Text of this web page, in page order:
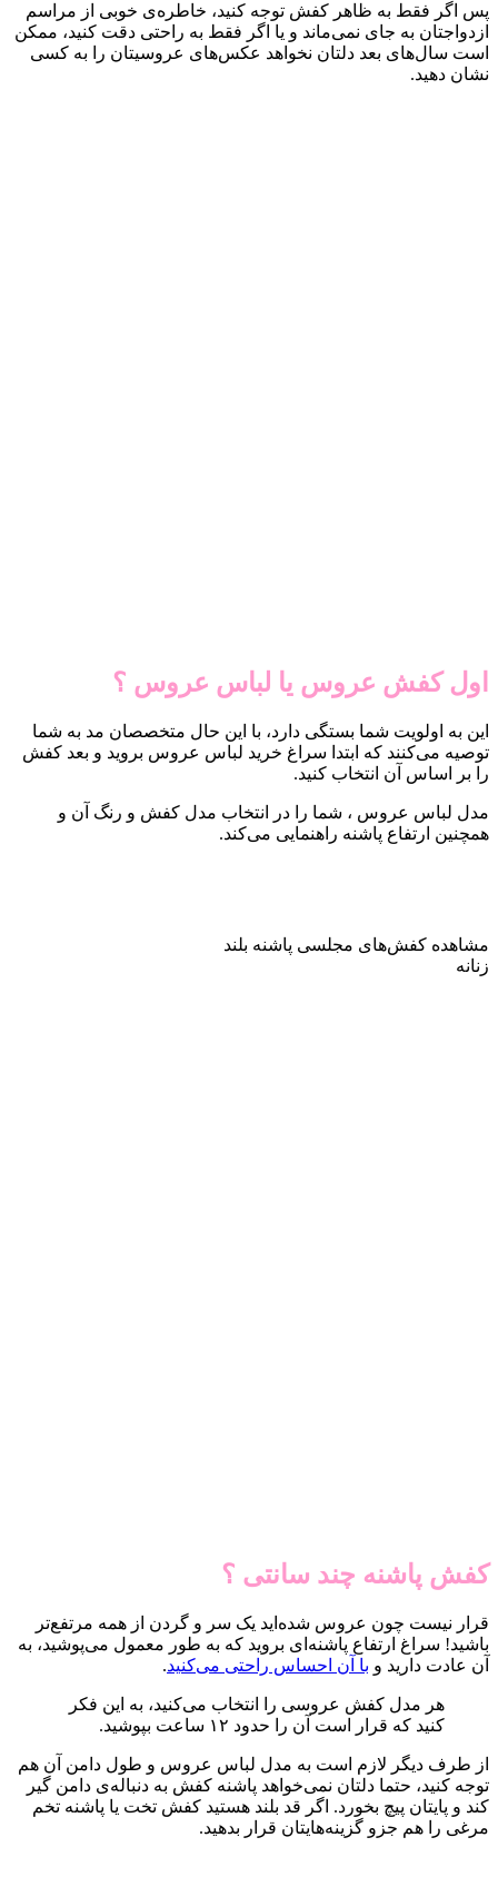
پس اگر فقط به ظاهر کفش توجه کنید، خاطره‌ی خوبی از مراسم
ازدواجتان به جای نمی‌ماند و یا اگر فقط به راحتی دقت کنید، ممکن
است سال‌های بعد دلتان نخواهد عکس‌های عروسیتان را به کسی
نشان دهید.
اول کفش عروس یا لباس عروس ؟
این به اولویت شما بستگی دارد، با این حال متخصصان مد به شما
توصیه می‌کنند که ابتدا سراغ خرید لباس عروس بروید و بعد کفش
را بر اساس آن انتخاب کنید.
مدل لباس عروس ، شما را در انتخاب مدل کفش و رنگ آن و
همچنین ارتفاع پاشنه راهنمایی می‌کند.
مشاهده کفش‌های مجلسی پاشنه بلند
زنانه
کفش پاشنه چند سانتی ؟
قرار نیست چون عروس شده‌اید یک سر و گردن از همه مرتفع‌تر
باشید! سراغ ارتفاع پاشنه‌ای بروید که به طور معمول می‌پوشید، به
آن عادت دارید و با آن احساس راحتی می‌کنید.­
هر مدل کفش عروسی را انتخاب می‌کنید، به این فکر
کنید که قرار است آن را حدود ۱۲ ساعت بپوشید.
از طرف دیگر لازم است به مدل لباس عروس و طول دامن آن هم
توجه کنید، حتما دلتان نمی‌خواهد پاشنه کفش به دنباله‌ی دامن گیر
کند و پایتان پیچ بخورد. اگر قد بلند هستید کفش تخت یا پاشنه تخم
مرغی را هم جزو گزینه‌هایتان قرار بدهید.